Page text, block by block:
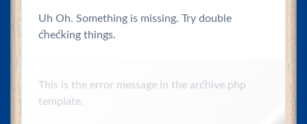
Uh Oh. Something is missing. Try double
checking things.
This is the error message in the archive.php
template.